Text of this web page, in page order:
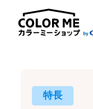
特長